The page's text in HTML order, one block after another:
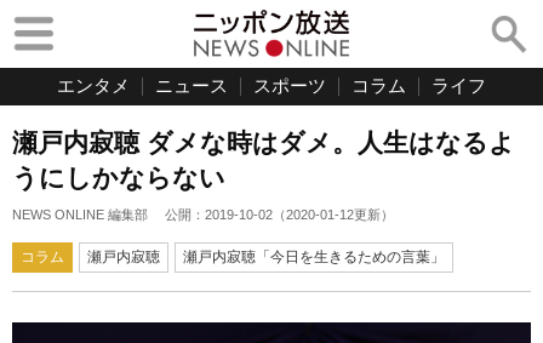
エンタメ ニュース スポーツ コラム ライフ
瀬戸内寂聴 ダメな時はダメ。人生はなるよ
うにしかならない
NEWS ONLINE 編集部 公開： 2019-10-02 （2020-01-12更新）
コラム 瀬戸内寂聴 瀬戸内寂聴「今日を生きるための言葉」